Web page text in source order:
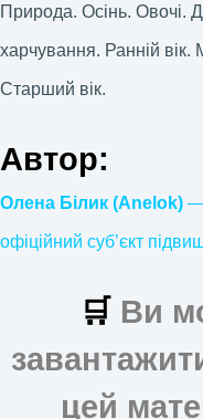
Природа. Осінь. Овочі.
харчування. Ранній вік.
Старший вік.
Автор:
Олена Білик (Anelok) —
офіційний субʼєкт
🛒 Ви
цей